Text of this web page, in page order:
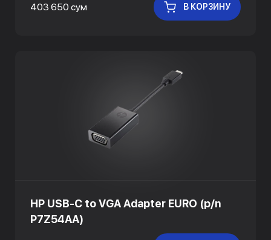
403 650 сум В КОРЗИНУ
HP USB-C to VGA Adapter EURO (p/n
P7Z54AA)